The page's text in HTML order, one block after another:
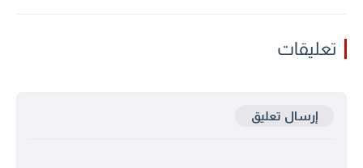
تعليقات
إرسال تعليق